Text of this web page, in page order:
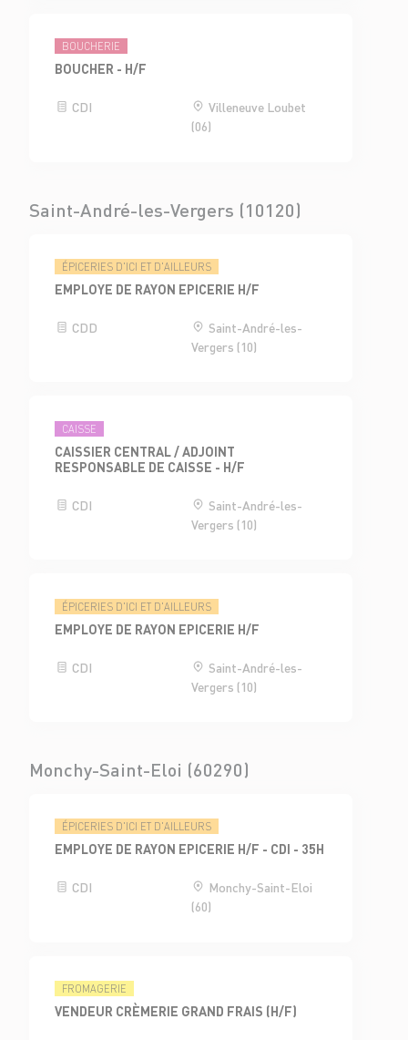
BOUCHERIE
BOUCHER - H/F
CDI
Villeneuve Loubet
(06)
Saint-André-les-Vergers (10120)
ÉPICERIES D'ICI ET D'AILLEURS
EMPLOYE DE RAYON EPICERIE H/F
CDD
Saint-André-les-
Vergers (10)
CAISSE
CAISSIER CENTRAL / ADJOINT
RESPONSABLE DE CAISSE - H/F
CDI
Saint-André-les-
Vergers (10)
ÉPICERIES D'ICI ET D'AILLEURS
EMPLOYE DE RAYON EPICERIE H/F
CDI
Saint-André-les-
Vergers (10)
Monchy-Saint-Eloi (60290)
ÉPICERIES D'ICI ET D'AILLEURS
EMPLOYE DE RAYON EPICERIE H/F - CDI - 35H
CDI
Monchy-Saint-Eloi
(60)
FROMAGERIE
VENDEUR CRÈMERIE GRAND FRAIS (H/F)